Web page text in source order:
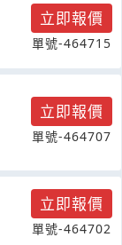
立即報價
單號-464715
立即報價
單號-464707
立即報價
單號-464702